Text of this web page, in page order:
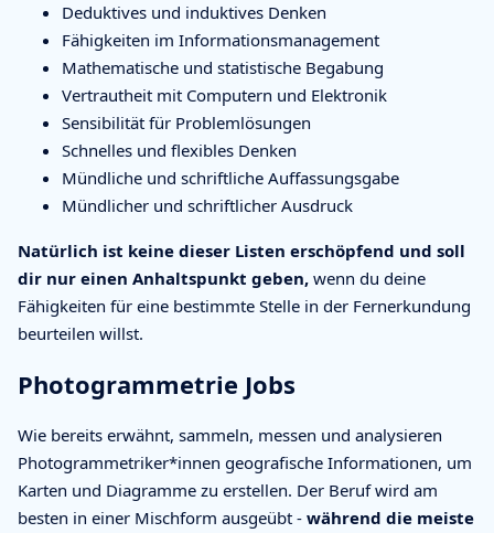
Deduktives und induktives Denken
Fähigkeiten im Informationsmanagement
Mathematische und statistische Begabung
Vertrautheit mit Computern und Elektronik
Sensibilität für Problemlösungen
Schnelles und flexibles Denken
Mündliche und schriftliche Auffassungsgabe
Mündlicher und schriftlicher Ausdruck
Natürlich ist keine dieser Listen erschöpfend und soll
dir nur einen Anhaltspunkt geben, wenn du deine
Fähigkeiten für eine bestimmte Stelle in der Fernerkundung
beurteilen willst.
Photogrammetrie Jobs
Wie bereits erwähnt, sammeln, messen und analysieren
Photogrammetriker*innen geografische Informationen, um
Karten und Diagramme zu erstellen. Der Beruf wird am
besten in einer Mischform ausgeübt - während die meiste